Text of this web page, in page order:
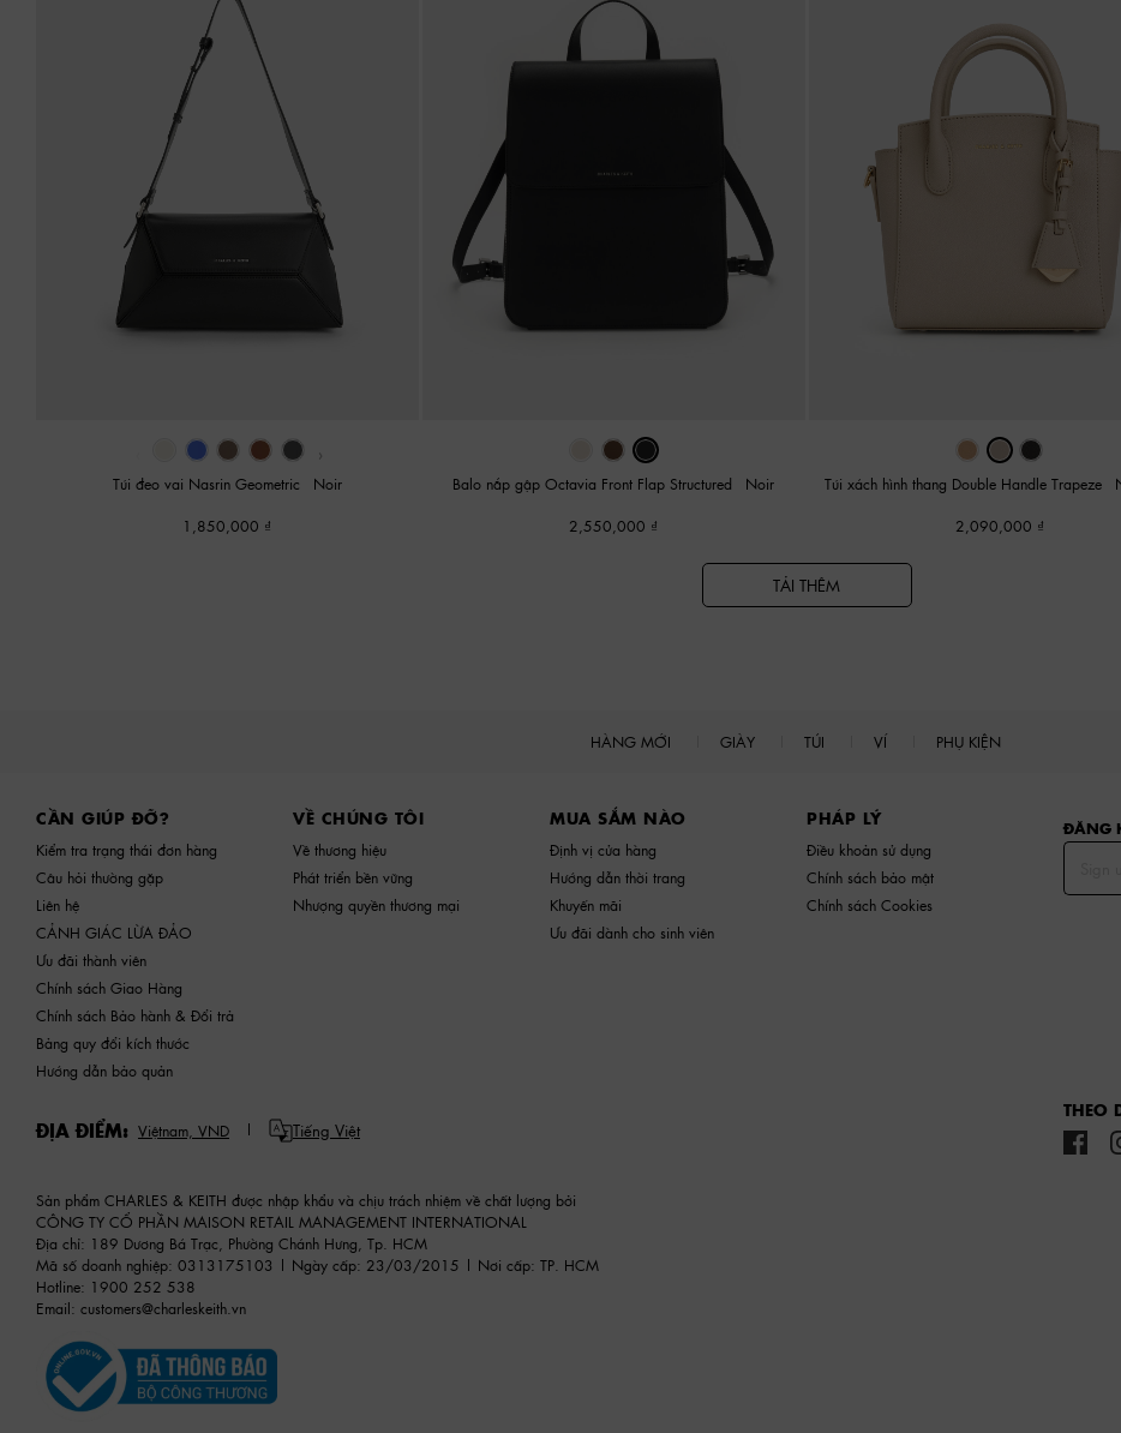
›
Túi đeo vai Nasrin Geometric
Noir
1,850,000
Balo nắp gập Octavia Front Flap Structured
Noir
2,550,000
Túi xách hình thang Double Handle Trapeze
2,090,000
TẢI THÊM
HÀNG MỚI GIÀY TÚI VÍ PHỤ KIỆN
CẦN GIÚP ĐỠ?
Kiểm tra trạng thái đơn hàng
Câu hỏi thường gặp
Liên hệ
CẢNH GIÁC LỪA ĐẢO
Ưu đãi thành viên
Chính sách Giao Hàng
Chính sách Bảo hành & Đổi trả
Bảng quy đổi kích thước
Hướng dẫn bảo quản
VỀ CHÚNG TÔI
Về thương hiệu
Phát triển bền vững
Nhượng quyền thương mại
MUA SẮM NÀO
Định vị cửa hàng
Hướng dẫn thời trang
Khuyến mãi
Ưu đãi dành cho sinh viên
PHÁP LÝ
Điều khoản sử dụng
Chính sách bảo mật
Chính sách Cookies
ĐĂNG
ĐỊA ĐIỂM: Việtnam, VND Tiếng Việt
THEO
Sản phẩm CHARLES & KEITH được nhập khẩu và chịu trách nhiệm về chất lượng bởi
CÔNG TY CỔ PHẦN MAISON RETAIL MANAGEMENT INTERNATIONAL
Địa chỉ: 189 Dương Bá Trạc, Phường Chánh Hưng, Tp. HCM
Mã số doanh nghiệp: 0313175103 | Ngày cấp: 23/03/2015 | Nơi cấp: TP. HCM
Hotline: 1900 252 538
Email: customers@charleskeith.vn